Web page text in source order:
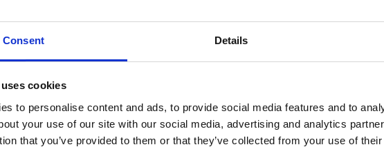
Consent Details
cookies
to personalise content and ads, to provide social media features and to
your use of our site with our social media, advertising and analytics
that you’ve provided to them or that they’ve collected from your use of
Consente di eseguire la misurazione di entrambi gli occhi in meno
Allineamento della